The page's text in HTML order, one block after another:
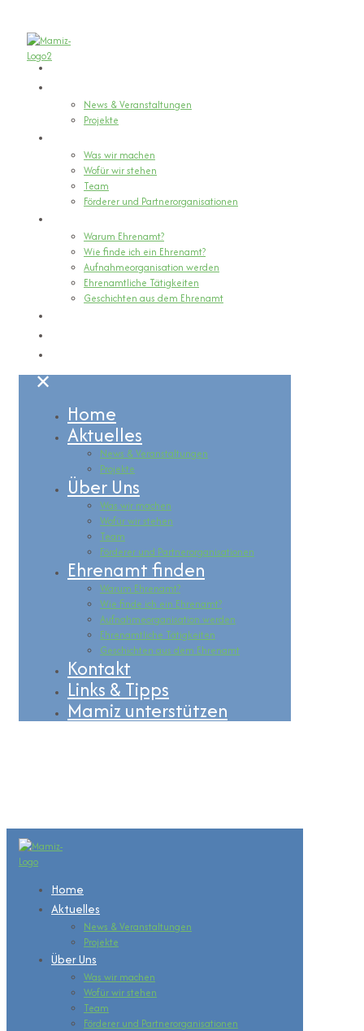
News & Veranstaltungen
Projekte
Was wir machen
Wofür wir stehen
Team
Förderer und Partnerorganisationen
Warum Ehrenamt?
Wie finde ich ein Ehrenamt?
Aufnahmeorganisation werden
Ehrenamtliche Tätigkeiten
Geschichten aus dem Ehrenamt
✕
Home
Aktuelles
News & Veranstaltungen
Projekte
Über Uns
Was wir machen
Wofür wir stehen
Team
Förderer und Partnerorganisationen
Ehrenamt finden
Warum Ehrenamt?
Wie finde ich ein Ehrenamt?
Aufnahmeorganisation werden
Ehrenamtliche Tätigkeiten
Geschichten aus dem Ehrenamt
Kontakt
Links & Tipps
Mamiz unterstützen
Home
Aktuelles
News & Veranstaltungen
Projekte
Über Uns
Was wir machen
Wofür wir stehen
Team
Förderer und Partnerorganisationen